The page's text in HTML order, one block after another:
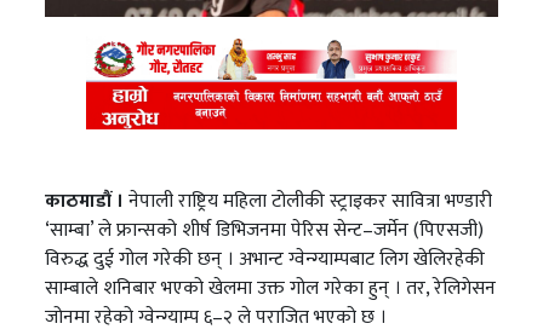
काठमाडौं । नेपाली राष्ट्रिय महिला टोलीकी स्ट्राइकर सावित्रा भण्डारी
‘साम्बा’ ले फ्रान्सको शीर्ष डिभिजनमा पेरिस सेन्ट–जर्मेन (पिएसजी)
विरुद्ध दुई गोल गरेकी छन् । अभान्ट ग्वेन्ग्याम्पबाट लिग खेलिरहेकी
साम्बाले शनिबार भएको खेलमा उक्त गोल गरेका हुन् । तर, रेलिगेसन
जोनमा रहेको ग्वेन्ग्याम्प ६–२ ले पराजित भएको छ ।